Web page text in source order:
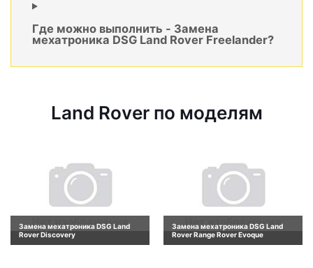
Где можно выполнить - Замена
мехатроника DSG Land Rover Freelander?
Land Rover по моделям
Замена мехатроника DSG Land
Rover Discovery
Замена мехатроника DSG Land
Rover Range Rover Evoque